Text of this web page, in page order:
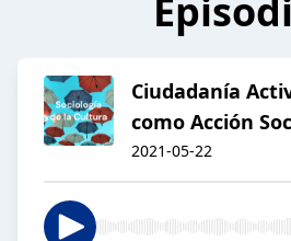
Ciudadanía
como Acción
2021-05-22